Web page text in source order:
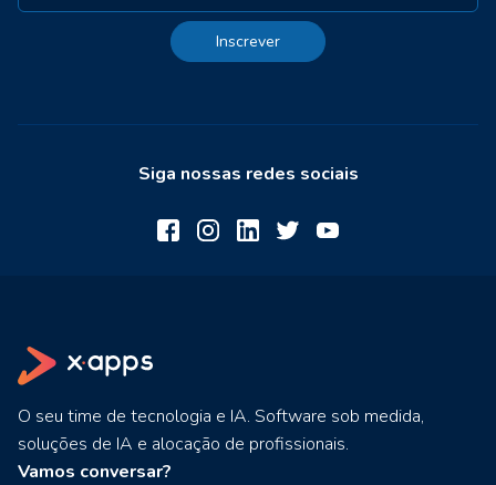
Inscrever
Siga nossas redes sociais
O seu time de tecnologia e IA. Software sob medida,
soluções de IA e alocação de profissionais.
Vamos conversar?